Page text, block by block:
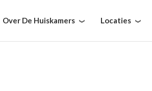
Over De Huiskamers Locaties